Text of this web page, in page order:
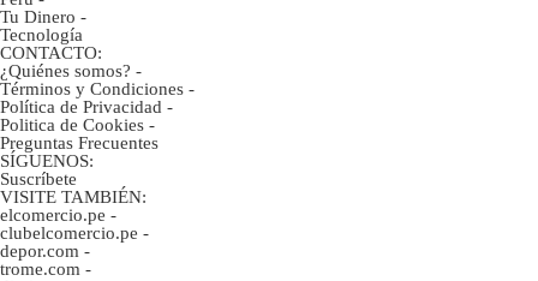
Tu Dinero -
Tecnología
CONTACTO:
¿Quiénes somos? -
Términos y Condiciones -
Política de Privacidad -
Politica de Cookies -
Preguntas Frecuentes
SÍGUENOS:
Suscríbete
VISITE TAMBIÉN:
elcomercio.pe -
clubelcomercio.pe -
depor.com -
trome.com -